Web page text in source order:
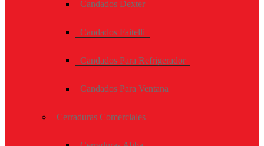
Candados Dexter
Candados Faitelli
Candados Para Refrigerador
Candados Para Ventana
Cerraduras Comerciales